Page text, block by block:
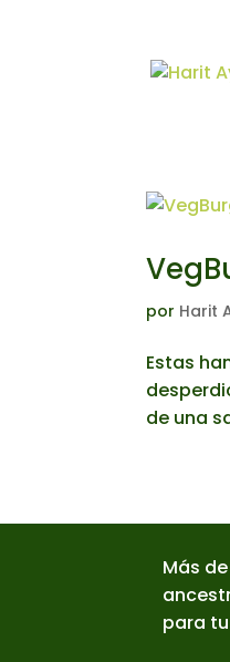
por Harit
Estas
de una
Más
para